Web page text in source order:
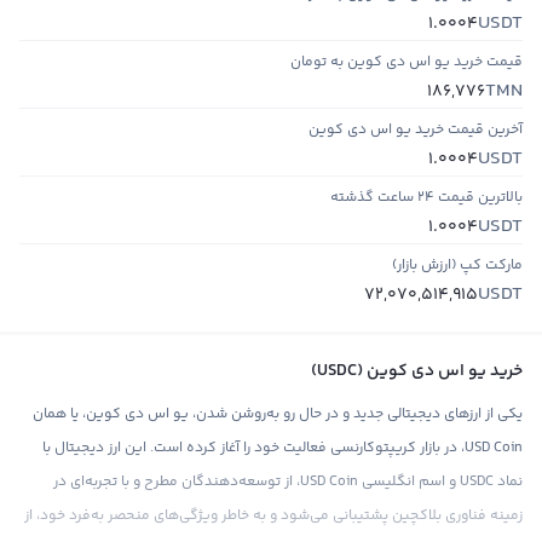
USDT
1.0004
قیمت خرید یو اس دی کوین به تومان
TMN
186,776
آخرین قیمت خرید یو اس دی کوین
USDT
1.0004
بالاترین قیمت ۲۴ ساعت گذشته
USDT
1.0004
مارکت کپ (ارزش بازار)
USDT
72,070,514,915
خرید یو اس دی کوین (USDC)
یکی از ارزهای دیجیتالی جدید و در حال رو‌ به‌روشن شدن، یو اس دی کوین، یا همان
USD Coin، در بازار کریپتوکارنسی فعالیت خود را آغاز کرده است. این ارز دیجیتال با
نماد USDC و اسم انگلیسی USD Coin، از توسعه‌دهندگان مطرح و با تجربه‌ای در
زمینه فناوری بلاکچین پشتیبانی می‌شود و به خاطر ویژگی‌های منحصر به‌فرد خود، از